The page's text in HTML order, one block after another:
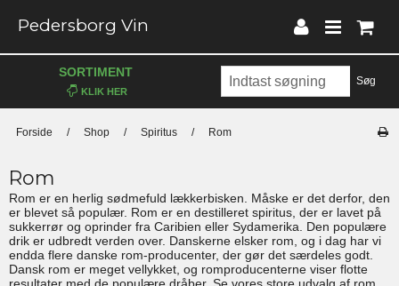
Pedersborg Vin
Søg
SORTIMENT
Forside / Shop / Spiritus / Rom
Rom
Rom er en herlig sødmefuld lækkerbisken. Måske er det derfor, den
er blevet så populær. Rom er en destilleret spiritus, der er lavet på
sukkerrør og oprinder fra Caribien eller Sydamerika. Den populære
drik er udbredt verden over. Danskerne elsker rom, og i dag har vi
endda flere danske rom-producenter, der gør det særdeles godt.
Dansk rom er meget vellykket, og romproducenterne viser flotte
resultater med de populære dråber. Se vores store udvalg af rom